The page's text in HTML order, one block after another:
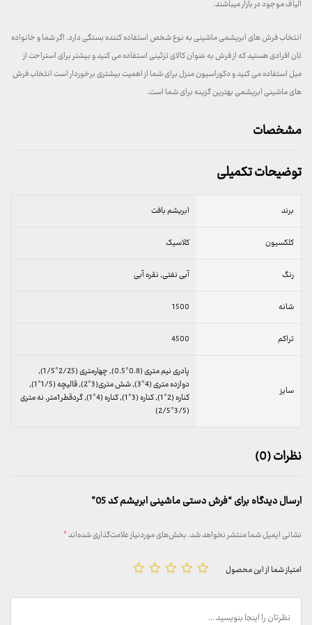
الیاف موجود در بازار میباشند.
انتخاب فرش های ابریشمی ماشینی به نوع شخص استفاده کننده بستگی دارد. اگر شما و خانواده
تان افرادی هستید که از فرش به عنوان کالای تزئینی استفاده می کنید و بیشتر برای استراحت از
مبل استفاده می کنید و دکوراسیون منزل برای شما از اهمیت بیشتری برخوردار است انتخاب فرش
های ماشینی ابریشمی بهترین گزینه برای شما است.
مشخصات
توضیحات تکمیلی
برند ابریشم بافت
کلکسیون کلاسیک
رنگ آبی نفتی, نقره آبی
شانه 1500
تراکم 4500
سایز
پادری نیم متری (0.8*0.5), چهارمتری (2/25*1/5),
دوازده متری (4*3), شش متری(3*2), قالیچه (1/5*1),
کناره (2*1), کناره (3*1), کناره (4*1), گردقطر1متر, نه متری
(3/5*2/5)
نظرات (0)
ارسال دیدگاه برای “فرش دستی ماشینی ابریشم کد 05”
نشانی ایمیل شما منتشر نخواهد شد.بخش‌های موردنیاز علامت‌گذاری شده‌اند*
امتیاز شما از این محصول